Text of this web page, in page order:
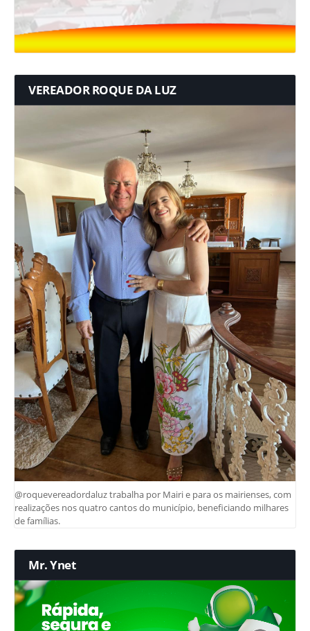
VEREADOR ROQUE DA LUZ
@roquevereadordaluz trabalha por Mairi e para os mairienses, com
realizações nos quatro cantos do município, beneficiando milhares
de famílias.
Mr. Ynet